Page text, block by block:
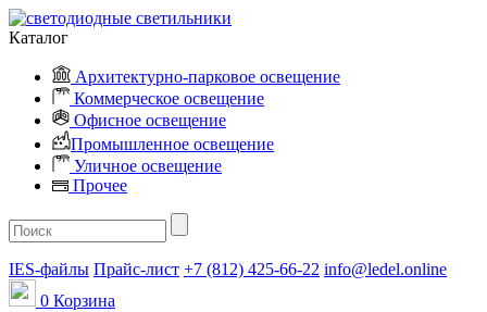
Каталог
Архитектурно-парковое освещение
Коммерческое освещение
Офисное освещение
Промышленное освещение
Уличное освещение
Прочее
IES-файлы Прайс-лист +7 (812) 425-66-22 info@ledel.online
0 Корзина